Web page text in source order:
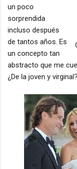
un poco
sorprendida
incluso después
de tantos años. Es
un concepto tan
abstracto que me
¿De la joven y virginal?